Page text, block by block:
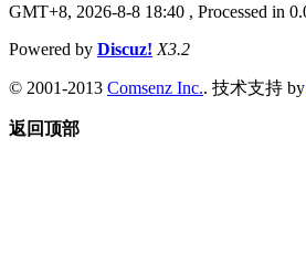
GMT+8, 2026-8-8 18:40 , Processed in
Powered by Discuz! X3.2
© 2001-2013 Comsenz Inc.. 技术支持 by
返回顶部